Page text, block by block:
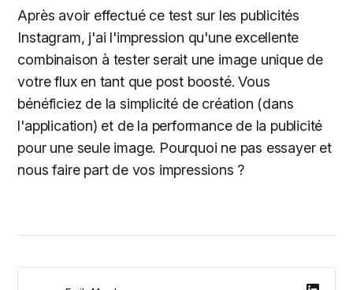
Après avoir effectué ce test sur les publicités
Instagram, j'ai l'impression qu'une excellente
combinaison à tester serait une image unique de
votre flux en tant que post boosté. Vous
bénéficiez de la simplicité de création (dans
l'application) et de la performance de la publicité
pour une seule image. Pourquoi ne pas essayer et
nous faire part de vos impressions ?